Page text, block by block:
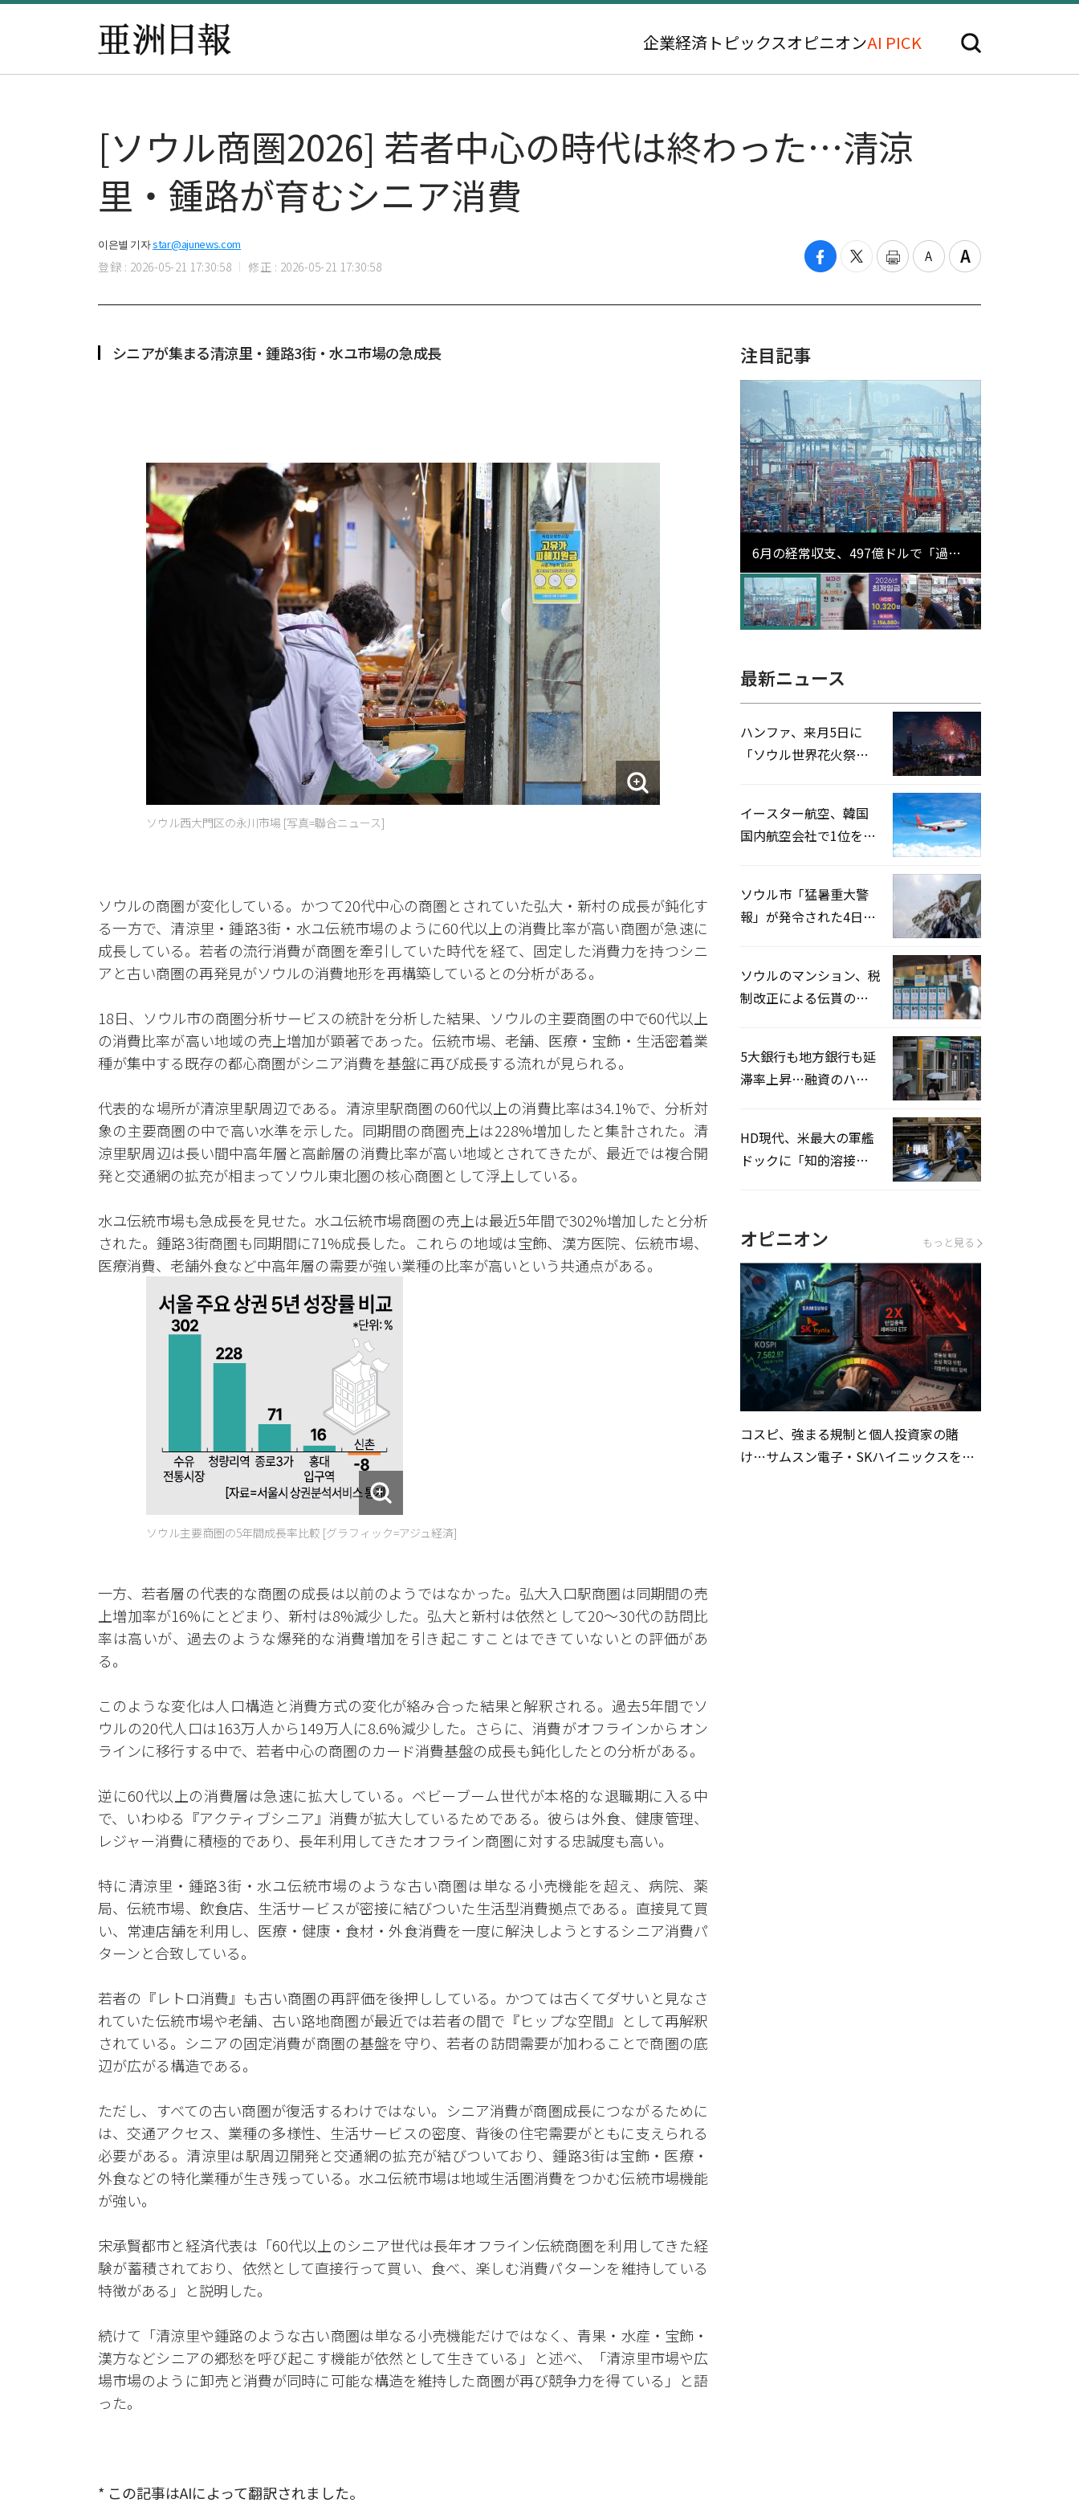
企業経済 トピックスオピニオンAI PICK
[ソウル商圏2026] 若者中心の時代は終わった…清涼
里・鍾路が育むシニア消費
이은별 기자star@ajunews.com
登録 : 2026-05-21 17:30:58 修正 : 2026-05-21 17:30:58
シニアが集まる清涼里・鍾路3街・水ユ市場の急成長
ソウル西大門区の永川市場 [写真=聯合ニュース]
ソウルの商圏が変化している。かつて20代中心の商圏とされていた弘大・新村の成長が鈍化す
る一方で、清涼里・鍾路3街・水ユ伝統市場のように60代以上の消費比率が高い商圏が急速に
成長している。若者の流行消費が商圏を牽引していた時代を経て、固定した消費力を持つシニ
アと古い商圏の再発見がソウルの消費地形を再構築しているとの分析がある。
18日、ソウル市の商圏分析サービスの統計を分析した結果、ソウルの主要商圏の中で60代以上
の消費比率が高い地域の売上増加が顕著であった。伝統市場、老舗、医療・宝飾・生活密着業
種が集中する既存の都心商圏がシニア消費を基盤に再び成長する流れが見られる。
代表的な場所が清涼里駅周辺である。清涼里駅商圏の60代以上の消費比率は34.1%で、分析対
象の主要商圏の中で高い水準を示した。同期間の商圏売上は228%増加したと集計された。清
涼里駅周辺は長い間中高年層と高齢層の消費比率が高い地域とされてきたが、最近では複合開
発と交通網の拡充が相まってソウル東北圏の核心商圏として浮上している。
水ユ伝統市場も急成長を見せた。水ユ伝統市場商圏の売上は最近5年間で302%増加したと分析
された。鍾路3街商圏も同期間に71%成長した。これらの地域は宝飾、漢方医院、伝統市場、
医療消費、老舗外食など中高年層の需要が強い業種の比率が高いという共通点がある。
ソウル主要商圏の5年間成長率比較 [グラフィック=アジュ経済]
一方、若者層の代表的な商圏の成長は以前のようではなかった。弘大入口駅商圏は同期間の売
上増加率が16%にとどまり、新村は8%減少した。弘大と新村は依然として20〜30代の訪問比
率は高いが、過去のような爆発的な消費増加を引き起こすことはできていないとの評価があ
る。
このような変化は人口構造と消費方式の変化が絡み合った結果と解釈される。過去5年間でソ
ウルの20代人口は163万人から149万人に8.6%減少した。さらに、消費がオフラインからオン
ラインに移行する中で、若者中心の商圏のカード消費基盤の成長も鈍化したとの分析がある。
逆に60代以上の消費層は急速に拡大している。ベビーブーム世代が本格的な退職期に入る中
で、いわゆる『アクティブシニア』消費が拡大しているためである。彼らは外食、健康管理、
レジャー消費に積極的であり、長年利用してきたオフライン商圏に対する忠誠度も高い。
特に清涼里・鍾路3街・水ユ伝統市場のような古い商圏は単なる小売機能を超え、病院、薬
局、伝統市場、飲食店、生活サービスが密接に結びついた生活型消費拠点である。直接見て買
い、常連店舗を利用し、医療・健康・食材・外食消費を一度に解決しようとするシニア消費パ
ターンと合致している。
若者の『レトロ消費』も古い商圏の再評価を後押ししている。かつては古くてダサいと見なさ
れていた伝統市場や老舗、古い路地商圏が最近では若者の間で『ヒップな空間』として再解釈
されている。シニアの固定消費が商圏の基盤を守り、若者の訪問需要が加わることで商圏の底
辺が広がる構造である。
ただし、すべての古い商圏が復活するわけではない。シニア消費が商圏成長につながるために
は、交通アクセス、業種の多様性、生活サービスの密度、背後の住宅需要がともに支えられる
必要がある。清涼里は駅周辺開発と交通網の拡充が結びついており、鍾路3街は宝飾・医療・
外食などの特化業種が生き残っている。水ユ伝統市場は地域生活圏消費をつかむ伝統市場機能
が強い。
宋承賢都市と経済代表は「60代以上のシニア世代は長年オフライン伝統商圏を利用してきた経
験が蓄積されており、依然として直接行って買い、食べ、楽しむ消費パターンを維持している
特徴がある」と説明した。
続けて「清涼里や鍾路のような古い商圏は単なる小売機能だけではなく、青果・水産・宝飾・
漢方などシニアの郷愁を呼び起こす機能が依然として生きている」と述べ、「清涼里市場や広
場市場のように卸売と消費が同時に可能な構造を維持した商圏が再び競争力を得ている」と語
った。
* この記事はAIによって翻訳されました。
注目記事
6月の経常収支、497億ドルで「過去
最大」…輸出が初の1000億ドル突破
最新ニュース
ハンファ、来月5日に
「ソウル世界花火祭り
イースター航空、韓国
国内航空会社で1位を記
ソウル市「猛暑重大警
報」が発令された4日、
ソウルのマンション、税
制改正による伝貰の月
5大銀行も地方銀行も延
滞率上昇…融資のハー
HD現代、米最大の軍艦
ドックに「知的溶接」
オピニオン もっと見る
コスピ、強まる規制と個人投資家の賭
け…サムスン電子・SKハイニックスを巡